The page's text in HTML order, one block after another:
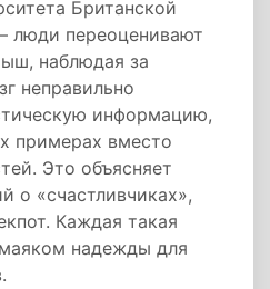
Британской
люди переоценивают
наблюдая за
неправильно
информацию,
примерах вместо
Это объясняет
о «счастливчиках»,
Каждая такая
надежды для